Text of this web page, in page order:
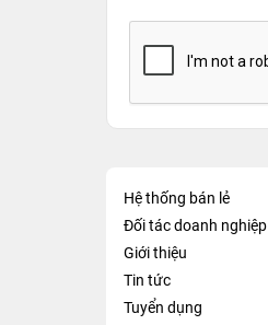
Hệ thống bán lẻ
Đối tác doanh nghiệp
Giới thiệu
Tin tức
Tuyển dụng